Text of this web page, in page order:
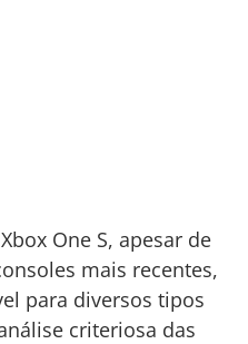
One S, apesar de
mais recentes,
para diversos tipos
criteriosa das